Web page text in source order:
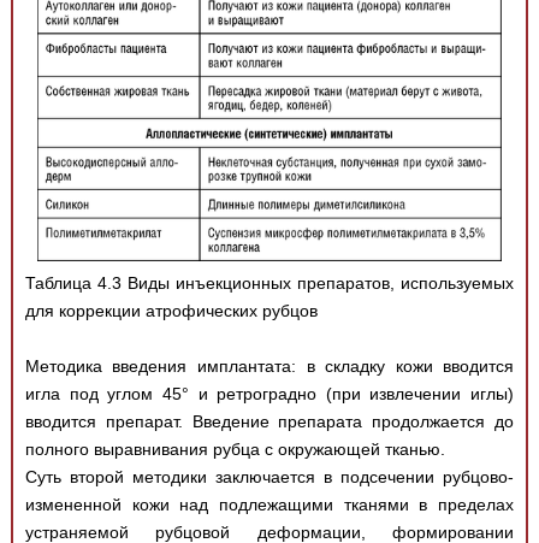
Таблица 4.3 Виды инъекционных препаратов, используемых
для коррекции атрофических рубцов
Методика введения имплантата: в складку кожи вводится
игла под углом 45° и ретроградно (при извлечении иглы)
вводится препарат. Введение препарата продолжается до
полного выравнивания рубца с окружающей тканью.
Суть второй методики заключается в подсечении рубцово-
измененной кожи над подлежащими тканями в пределах
устраняемой рубцовой деформации, формировании